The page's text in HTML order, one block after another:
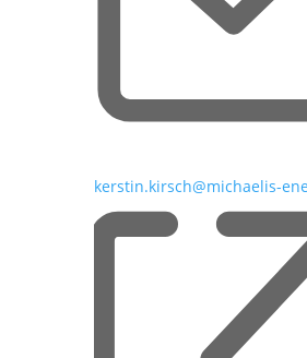
Email
kerstin.kirsch@michaelis-